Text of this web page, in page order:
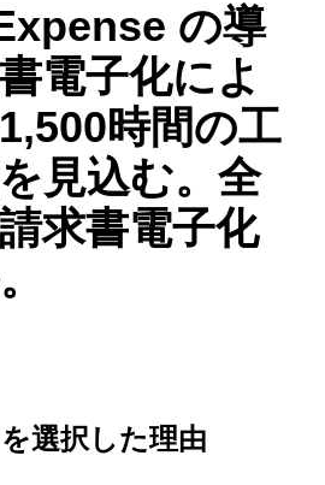
Canada (Français)
México (Español)
Brasil (Português)
United Kingdom (English)
France (Français)
Deutschland (Deutsch)
Italia (Italiano)
Nederlands (English)
ASIA PACIFIC
Australia (English)
India (English)
日本（日本語)
Singapore (English)
の導
電子化によ
時間の工
見込む。全
求書電子化
選択した理由